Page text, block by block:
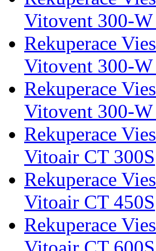
Vitovent 300-
Rekuperace
Vitovent 300-
Rekuperace
Vitovent 300-
Rekuperace
Vitoair CT 300S
Rekuperace
Vitoair CT 450S
Rekuperace